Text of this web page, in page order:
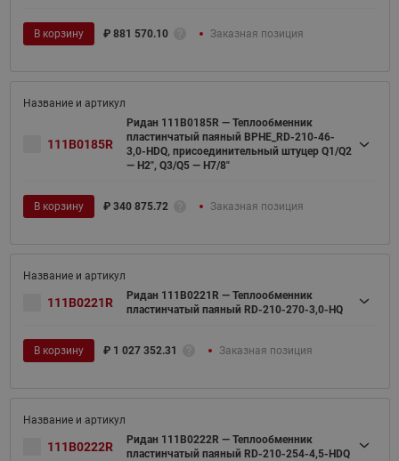
В корзину ₽ 881 570.10 Заказная позиция
111B0185R
Ридан 111B0185R — Теплообменник
пластинчатый паяный BPHE_RD-210-46-
3,0-HDQ, присоединительный штуцер Q1/Q2
— H2", Q3/Q5 — H7/8"
В корзину ₽ 340 875.72 Заказная позиция
111B0221R
Ридан 111B0221R — Теплообменник
пластинчатый паяный RD-210-270-3,0-HQ
В корзину ₽ 1 027 352.31 Заказная позиция
111B0222R
Ридан 111B0222R — Теплообменник
пластинчатый паяный RD-210-254-4,5-HDQ